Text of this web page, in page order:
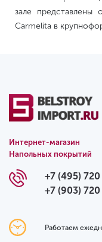
зале представлены
Carmelita в
Интернет-магазин
Напольных покрытий
+7 (495)
+7 (903)
Работаем